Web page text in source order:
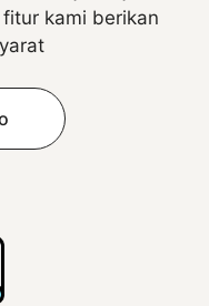
kami berikan